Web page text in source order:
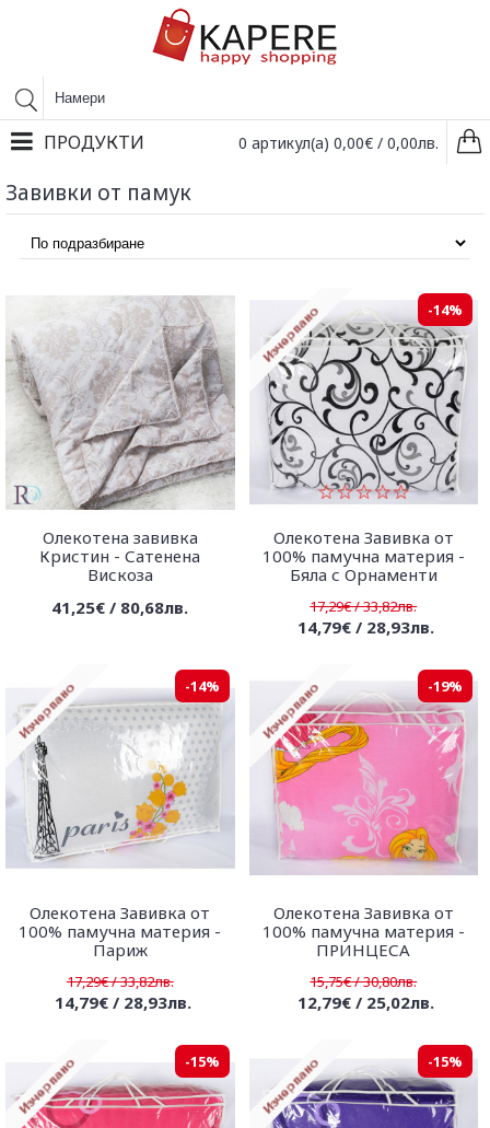
0 артикул(а) 0,00€ / 0,00лв.
ПРОДУКТИ
Завивки от памук
Олекотена завивка
Кристин - Сатенена
Вискоза
41,25€ / 80,68лв.
-14%
Олекотена Завивка от
100% памучна материя -
Бяла с Орнаменти
17,29€ / 33,82лв.
14,79€ / 28,93лв.
-14%
Олекотена Завивка от
100% памучна материя -
Париж
17,29€ / 33,82лв.
14,79€ / 28,93лв.
-19%
Олекотена Завивка от
100% памучна материя -
ПРИНЦЕСА
15,75€ / 30,80лв.
12,79€ / 25,02лв.
-15% -15%